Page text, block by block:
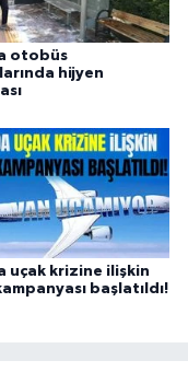
otobüs
hijyen
uçak krizine ilişkin
başlatıldı!